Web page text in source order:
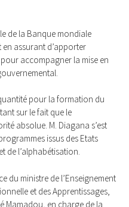
de la Banque mondiale
assurant d’apporter
accompagner la mise en
pour la formation du
sur le fait que le
absolue. M. Diagana s’est
issus des Etats
de l’alphabétisation.
du ministre de l’Enseignement
et des Apprentissages,
Mamadou, en charge de la